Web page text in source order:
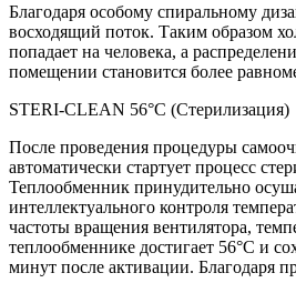
Благодаря особому спиральному
восходящий поток. Таким образом
попадает на человека, а
помещении становится более
STERI-CLEAN 56°C (Стерилизация)
После проведения процедуры
автоматически стартует процесс
Теплообменник принудительно
интеллектуального контроля
частоты вращения вентилятора,
теплообменнике достигает 56°С и
минут после активации. Благодаря